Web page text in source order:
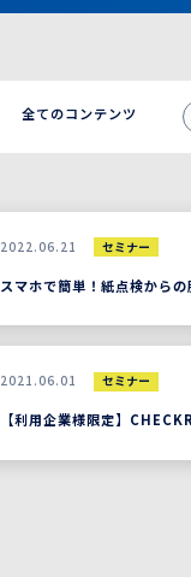
全てのコンテンツ
2022.06.21 セミナー
スマホで簡単！紙点検からの
2021.06.01 セミナー
【利用企業様限定】